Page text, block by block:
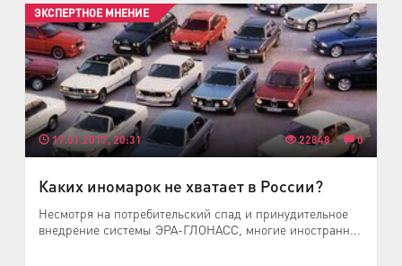
17.01.2017, 20:31 22848 0
ЭКСПЕРТНОЕ МНЕНИЕ
Каких иномарок не хватает в России?
Несмотря на потребительский спад и принудительное
внедрение системы ЭРА-ГЛОНАСС, многие иностранн...